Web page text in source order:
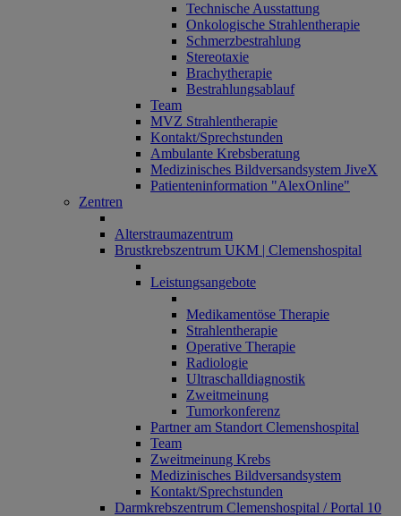
Technische Ausstattung
Onkologische Strahlentherapie
Schmerzbestrahlung
Stereotaxie
Brachytherapie
Bestrahlungsablauf
Team
MVZ Strahlentherapie
Kontakt/Sprechstunden
Ambulante Krebsberatung
Medizinisches Bildversandsystem JiveX
Patienteninformation "AlexOnline"
Zentren
Alterstraumazentrum
Brustkrebszentrum UKM | Clemenshospital
Leistungsangebote
Medikamentöse Therapie
Strahlentherapie
Operative Therapie
Radiologie
Ultraschalldiagnostik
Zweitmeinung
Tumorkonferenz
Partner am Standort Clemenshospital
Team
Zweitmeinung Krebs
Medizinisches Bildversandsystem
Kontakt/Sprechstunden
Darmkrebszentrum Clemenshospital / Portal 10